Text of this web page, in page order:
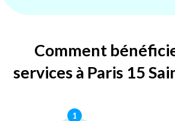
Comment
services à Paris 15
1